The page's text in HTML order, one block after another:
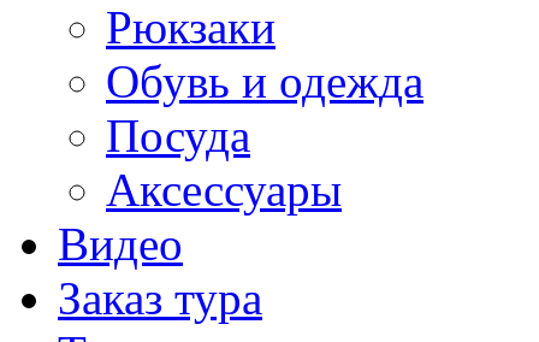
Рюкзаки
Обувь и одежда
Посуда
Аксессуары
Видео
Заказ тура